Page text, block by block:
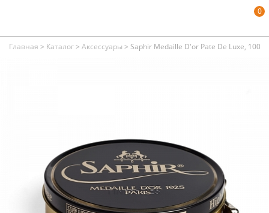
0
Главная > Каталог> Аксессуары > Saphir Medaille D'or Pate De Luxe,